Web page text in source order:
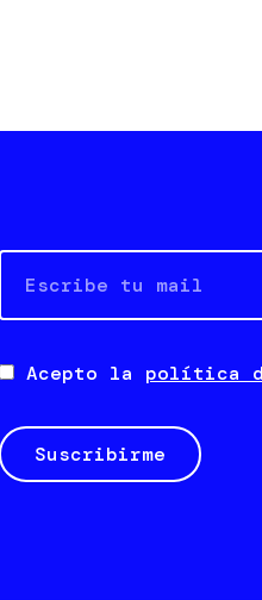
Email
Acepto la política
Suscribirme